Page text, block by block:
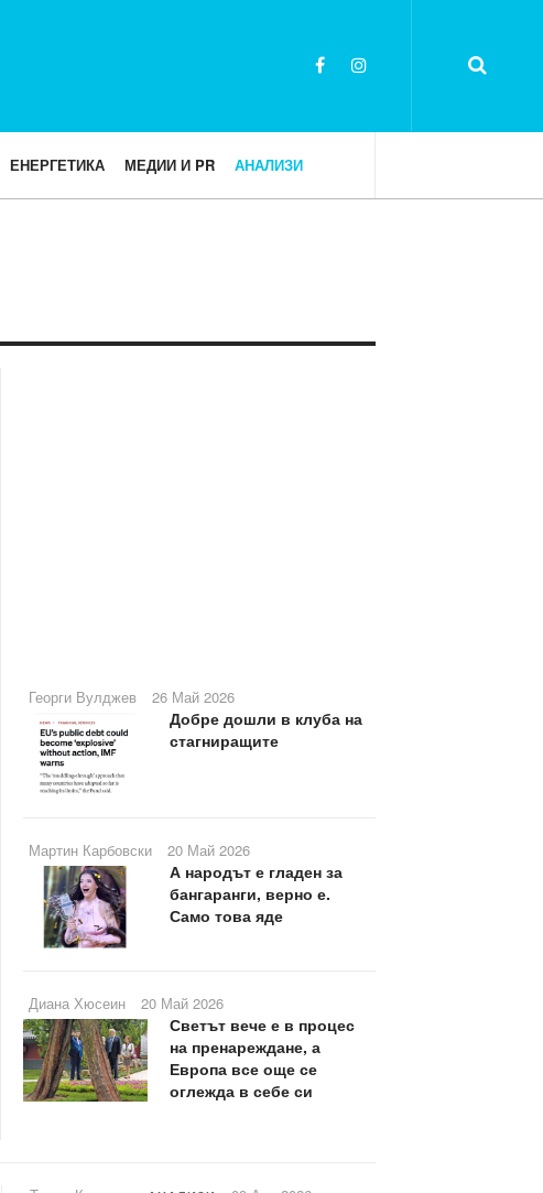
ЕНЕРГЕТИКА МЕДИИ И PR АНАЛИЗИ
Георги Вулджев 26 Май 2026
Добре дошли в клуба на
стагниращите
Мартин Карбовски 20 Май 2026
А народът е гладен за
бангаранги, верно е.
Само това яде
Диана Хюсеин 20 Май 2026
Светът вече е в процес
на пренареждане, а
Европа все още се
оглежда в себе си